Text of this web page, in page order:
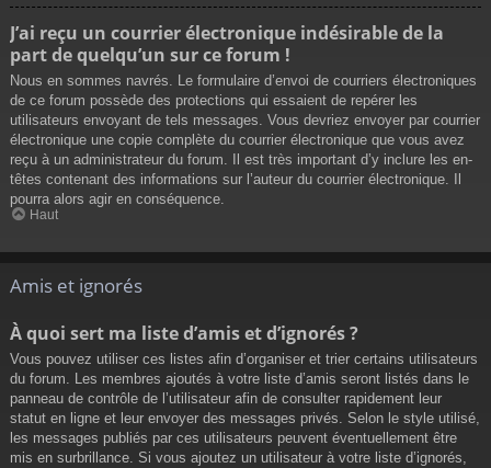
J’ai reçu un courrier électronique indésirable de la
part de quelqu’un sur ce forum !
Nous en sommes navrés. Le formulaire d’envoi de courriers électroniques
de ce forum possède des protections qui essaient de repérer les
utilisateurs envoyant de tels messages. Vous devriez envoyer par courrier
électronique une copie complète du courrier électronique que vous avez
reçu à un administrateur du forum. Il est très important d’y inclure les en-
têtes contenant des informations sur l’auteur du courrier électronique. Il
pourra alors agir en conséquence.
Haut
Amis et ignorés
À quoi sert ma liste d’amis et d’ignorés ?
Vous pouvez utiliser ces listes afin d’organiser et trier certains utilisateurs
du forum. Les membres ajoutés à votre liste d’amis seront listés dans le
panneau de contrôle de l’utilisateur afin de consulter rapidement leur
statut en ligne et leur envoyer des messages privés. Selon le style utilisé,
les messages publiés par ces utilisateurs peuvent éventuellement être
mis en surbrillance. Si vous ajoutez un utilisateur à votre liste d’ignorés,